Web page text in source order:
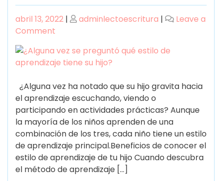
abril 13, 2022 | adminlectoescritura |
Leave a
Comment
¿Alguna vez ha notado que su hijo gravita hacia
el aprendizaje escuchando, viendo o
participando en actividades prácticas? Aunque
la mayoría de los niños aprenden de una
combinación de los tres, cada niño tiene un estilo
de aprendizaje principal.Beneficios de conocer el
estilo de aprendizaje de tu hijo Cuando descubra
el método de aprendizaje […]